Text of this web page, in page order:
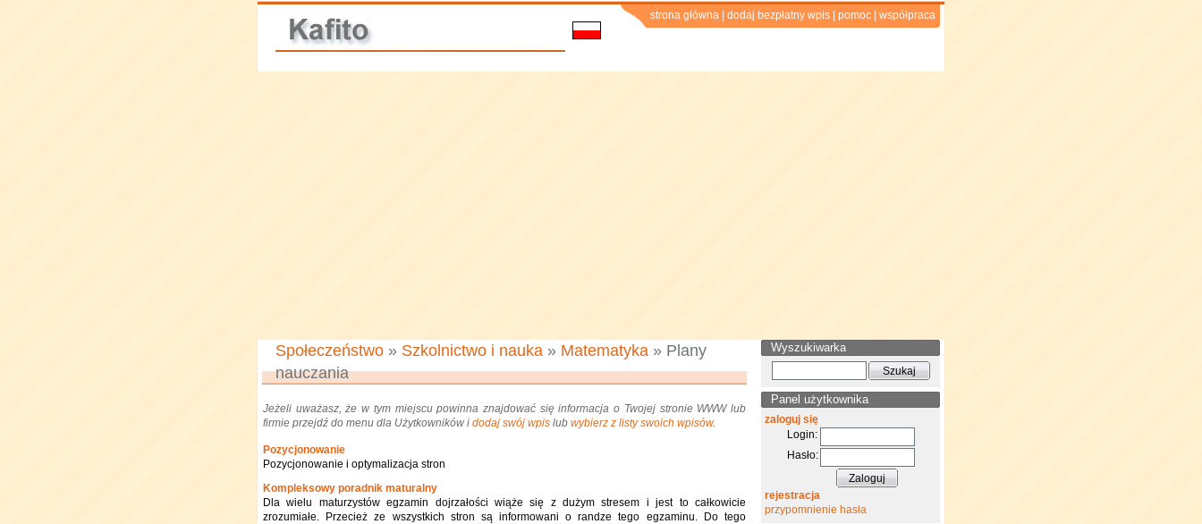
strona główna dodaj bezpłatny wpis pomoc współpraca
Społeczeństwo » Szkolnictwo i nauka » Matematyka » Plany
nauczania
Jeżeli uważasz, że w tym miejscu powinna znajdować się informacja o Twojej stronie WWW lub
firmie przejdź do menu dla Użytkowników i dodaj swój wpis lub wybierz z listy swoich wpisów.
Pozycjonowanie
Pozycjonowanie i optymalizacja stron
Kompleksowy poradnik maturalny
Dla wielu maturzystów egzamin dojrzałości wiąże się z dużym stresem i jest to całkowicie
zrozumiałe. Przecież ze wszystkich stron są informowani o randze tego egzaminu. Do tego
Wyszukiwarka
Panel użytkownika
zaloguj się
Login:
Hasło:
rejestracja
przypomnienie hasła